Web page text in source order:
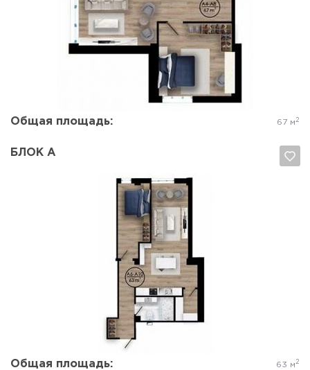
Общая площадь: 67 м 2
Да, удалить Отмена
БЛОК А
Общая площадь: 63 м 2
Да, удалить